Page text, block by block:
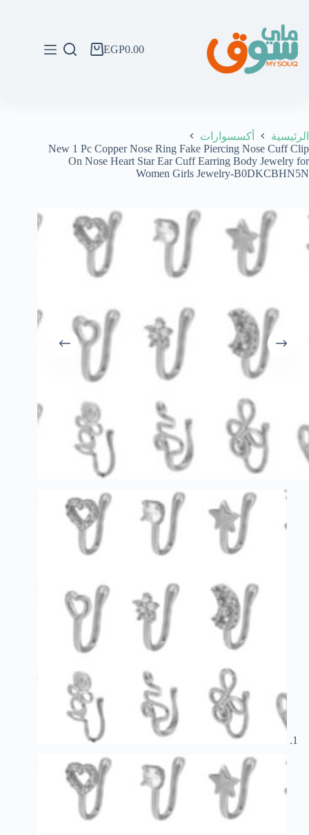
المحتوى
عربةEGP0.00
الرئيسية
أكسسوارات
New 1 Pc Copper Nose Ring Fake Piercing Nose Cuff Clip
On Nose Heart Star Ear Cuff Earring Body Jewelry for
Women Girls Jewelry-B0DKCBHN5N